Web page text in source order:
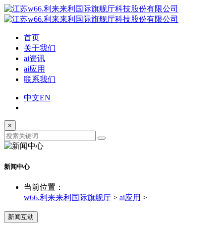
首页
关于我们
ai资讯
ai应用
联系我们
中文EN
×
新闻中心
当前位置：
w66.利来来利国际旗舰厅 > ai应用 >
新闻互动